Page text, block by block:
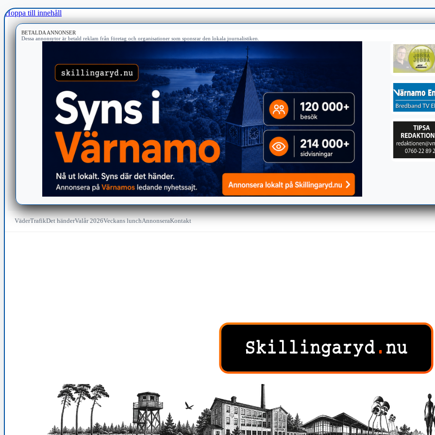
Hoppa till innehåll
BETALDA ANNONSER
Dessa annonsytor är betald reklam från företag och organisationer som sponsrar den lokala journalistiken.
VäderTrafikDet händerValår 2026Veckans lunchAnnonseraKontakt